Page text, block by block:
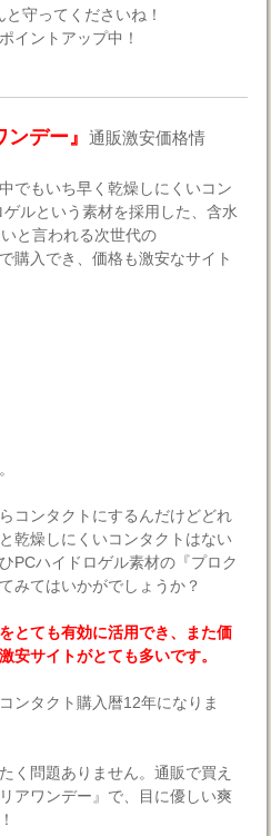
守ってくださいね！
ポイントアップ中！
ンデー』通販激安価格情
でもいち早く乾燥しにくいコン
ルという素材を採用した、含水
と言われる次世代の
購入でき、価格も激安なサイト
コンタクトにするんだけどどれ
乾燥しにくいコンタクトはない
PCハイドロゲル素材の『プロク
みてはいかがでしょうか？
とても有効に活用でき、また価
安サイトがとても多いです。
ンタクト購入暦12年になりま
く問題ありません。通販で買え
アワンデー』で、目に優しい爽